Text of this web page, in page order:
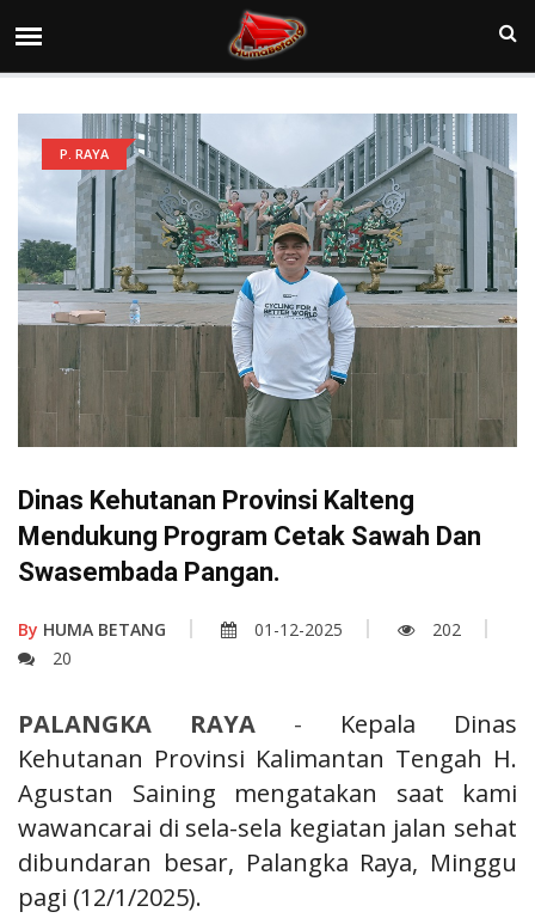
P. RAYA
Dinas Kehutanan Provinsi Kalteng
Mendukung Program Cetak Sawah Dan
Swasembada Pangan.
By HUMA BETANG 01-12-2025
202
20
PALANGKA RAYA - Kepala Dinas
Kehutanan Provinsi Kalimantan Tengah H.
Agustan Saining mengatakan saat kami
wawancarai di sela-sela kegiatan jalan sehat
dibundaran besar, Palangka Raya, Minggu
pagi (12/1/2025).